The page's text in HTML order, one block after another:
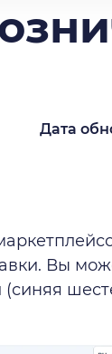
Дата
Вы